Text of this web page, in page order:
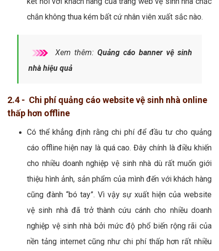
chắn không thua kém bất cứ nhân viên xuất sắc nào.
Xem thêm: Quảng cáo banner vệ sinh
nhà hiệu quả
2.4 - Chi phí quảng cáo website vệ sinh nhà online
thấp hơn offline
Có thể khẳng định rằng chi phí để đầu tư cho quảng
cáo offline hiện nay là quá cao. Đây chính là điều khiến
cho nhiều doanh nghiệp vệ sinh nhà dù rất muốn giới
thiệu hình ảnh, sản phẩm của mình đến với khách hàng
cũng đành “bó tay”. Vì vậy sự xuất hiện của website
vệ sinh nhà đã trở thành cứu cánh cho nhiều doanh
nghiệp vệ sinh nhà bởi mức độ phổ biến rộng rãi của
nền tảng internet cũng như chi phí thấp hơn rất nhiều